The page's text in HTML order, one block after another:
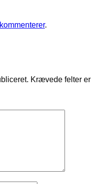
kommenterer.
Krævede felter er